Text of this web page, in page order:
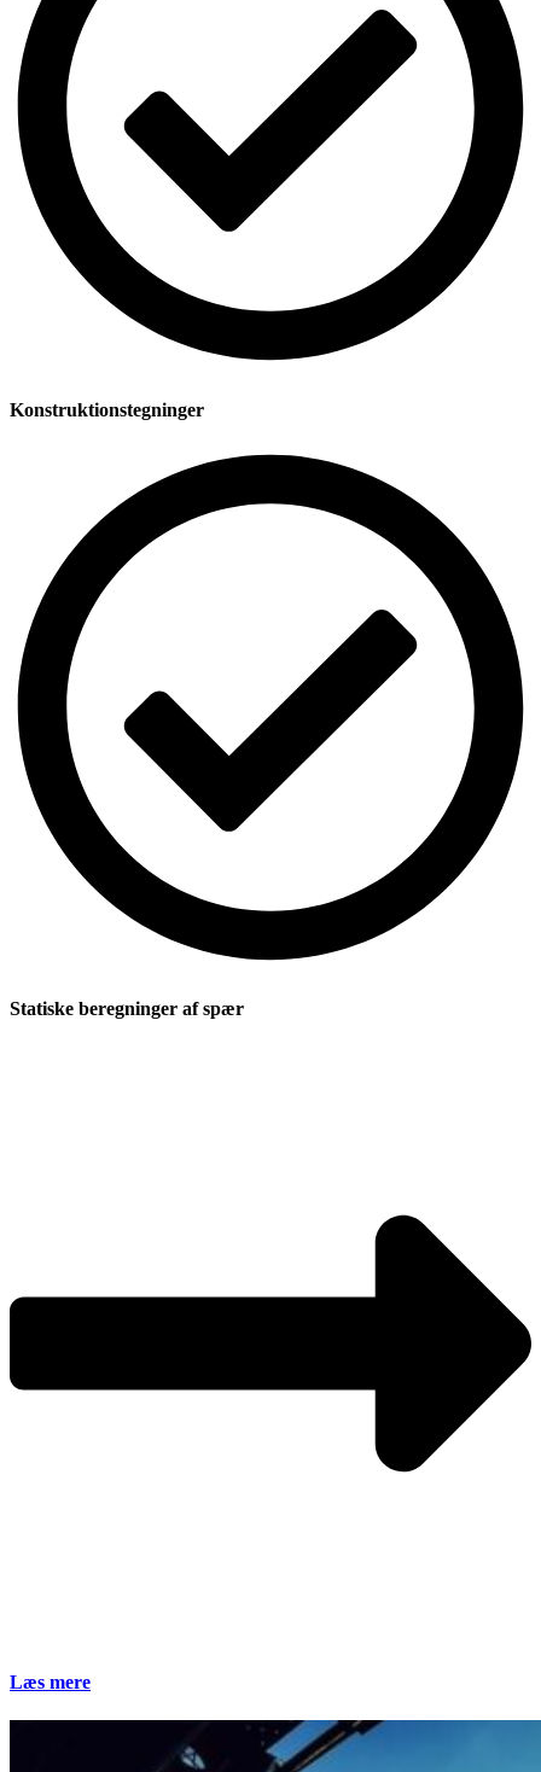
Konstruktionstegninger
Statiske beregninger af spær
Læs mere